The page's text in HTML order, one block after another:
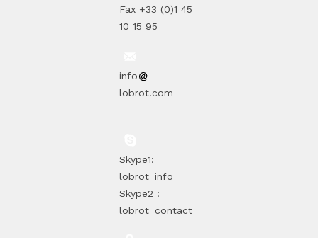
Fax +33 (0)1 45
10 15 95
info
lobrot.com
Skype1:
lobrot_info
Skype2 :
lobrot_contact